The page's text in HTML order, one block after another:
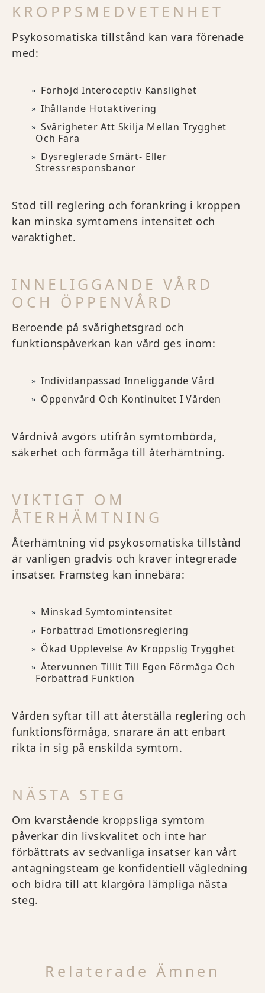
KROPPSMEDVETENHET
Psykosomatiska tillstånd kan vara förenade
med:
Förhöjd Interoceptiv Känslighet
Ihållande Hotaktivering
Svårigheter Att Skilja Mellan Trygghet
Och Fara
Dysreglerade Smärt- Eller
Stressresponsbanor
Stöd till reglering och förankring i kroppen
kan minska symtomens intensitet och
varaktighet.
INNELIGGANDE VÅRD
OCH ÖPPENVÅRD
Beroende på svårighetsgrad och
funktionspåverkan kan vård ges inom:
Individanpassad Inneliggande Vård
Öppenvård Och Kontinuitet I Vården
Vårdnivå avgörs utifrån symtombörda,
säkerhet och förmåga till återhämtning.
VIKTIGT OM
ÅTERHÄMTNING
Återhämtning vid psykosomatiska tillstånd
är vanligen gradvis och kräver integrerade
insatser. Framsteg kan innebära:
Minskad Symtomintensitet
Förbättrad Emotionsreglering
Ökad Upplevelse Av Kroppslig Trygghet
Återvunnen Tillit Till Egen Förmåga Och
Förbättrad Funktion
Vården syftar till att återställa reglering och
funktionsförmåga, snarare än att enbart
rikta in sig på enskilda symtom.
NÄSTA STEG
Om kvarstående kroppsliga symtom
påverkar din livskvalitet och inte har
förbättrats av sedvanliga insatser kan vårt
antagningsteam ge konfidentiell vägledning
och bidra till att klargöra lämpliga nästa
steg.
Relaterade Ämnen